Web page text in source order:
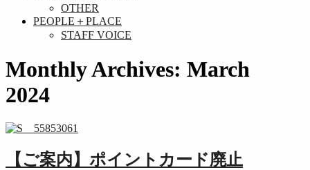
OTHER
PEOPLE＋PLACE
STAFF VOICE
Monthly Archives: March
2024
【ご案内】ポイントカード廃止